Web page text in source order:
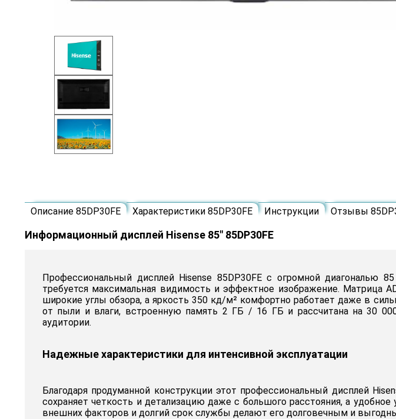
Описание 85DP30FE Характеристики 85DP30FE Инструкции Отзывы
Информационный дисплей Hisense 85" 85DP30FE
Профессиональный дисплей Hisense 85DP30FE с огромной
требуется максимальная видимость и эффектное изображение. Матрица
широкие углы обзора, а яркость 350 кд/м² комфортно работает даже в
от пыли и влаги, встроенную память 2 ГБ / 16 ГБ и рассчитана на 30
аудитории.
Надежные характеристики для интенсивной эксплуатации
Благодаря продуманной конструкции этот профессиональный дисплей
сохраняет четкость и детализацию даже с большого расстояния, а
внешних факторов и долгий срок службы делают его долговечным и